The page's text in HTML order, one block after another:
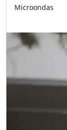
Microondas